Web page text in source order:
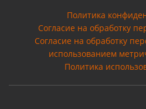
Политика
Согласие на обработку
Cогласие на обработку
использованием
Политика